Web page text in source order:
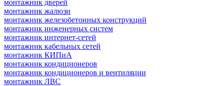
монтажник дверей
монтажник жалюзи
монтажник железобетонных конструкций
монтажник инженерных систем
монтажник интернет-сетей
монтажник кабельных сетей
монтажник КИПиА
монтажник кондиционеров
монтажник кондиционеров и вентиляции
монтажник ЛВС